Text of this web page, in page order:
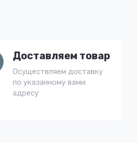
Доставляем товар
Осуществляем доставку
по указанному вами
адресу